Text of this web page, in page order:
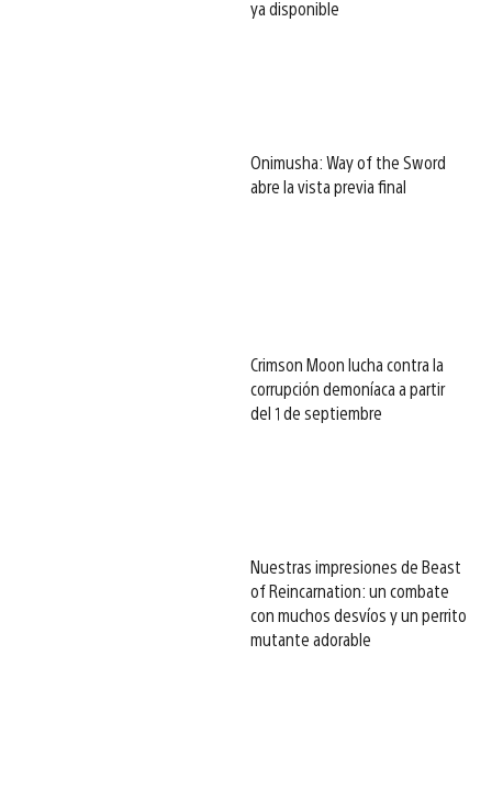
ya disponible
Onimusha: Way of the Sword
abre la vista previa final
Crimson Moon lucha contra la
corrupción demoníaca a partir
del 1 de septiembre
Nuestras impresiones de Beast
of Reincarnation: un combate
con muchos desvíos y un perrito
mutante adorable